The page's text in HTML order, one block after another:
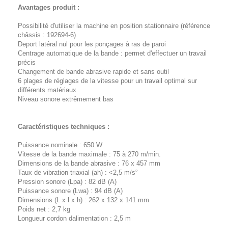
Avantages produit :
Possibilité d'utiliser la machine en position stationnaire (référence
châssis : 192694-6)
Deport latéral nul pour les ponçages à ras de paroi
Centrage automatique de la bande : permet d'effectuer un travail
précis
Changement de bande abrasive rapide et sans outil
6 plages de réglages de la vitesse pour un travail optimal sur
différents matériaux
Niveau sonore extrêmement bas
Caractéristiques techniques :
Puissance nominale : 650 W
Vitesse de la bande maximale : 75 à 270 m/min.
Dimensions de la bande abrasive : 76 x 457 mm
Taux de vibration triaxial (ah) : <2,5 m/s²
Pression sonore (Lpa) : 82 dB (A)
Puissance sonore (Lwa) : 94 dB (A)
Dimensions (L x l x h) : 262 x 132 x 141 mm
Poids net : 2,7 kg
Longueur cordon dalimentation : 2,5 m